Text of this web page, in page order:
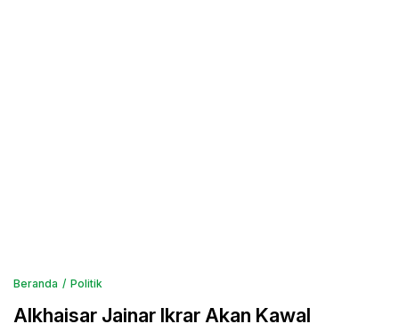
Beranda Politik
Alkhaisar Jainar Ikrar Akan Kawal